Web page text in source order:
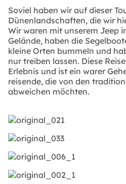
Soviel haben wir auf dieser
Dünenlandschaften, die wir
Wir waren mit unserem Jeep
Gelände, haben die
kleine Orten bummeln und
nur treiben lassen. Diese
Erlebnis und ist ein warer
reisende, die von den
abweichen möchten.